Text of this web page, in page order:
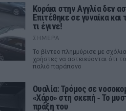
Kοράκι στην Αγγλία δεν
Επιτέθηκε σε γυναίκα
τι έγινε!
ΣΉΜΕΡΑ
Το βίντεο πλημμύρισε με
χρήστες να αστειεύονται ότι
παλιό παράπονο
Ουαλία: Τρόμος σε
«Χάρο» στη σκεπή ‑ Το
πράξη του